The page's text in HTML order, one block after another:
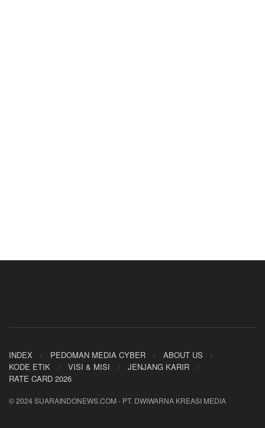
INDEX PEDOMAN MEDIA CYBER
ABOUT US
KODE ETIK
VISI & MISI
JENJANG KARIR
RATE CARD 2026
© 2024 SUARAINDONEWS.COM - PT. DWIWARNA KREASI MEDIA